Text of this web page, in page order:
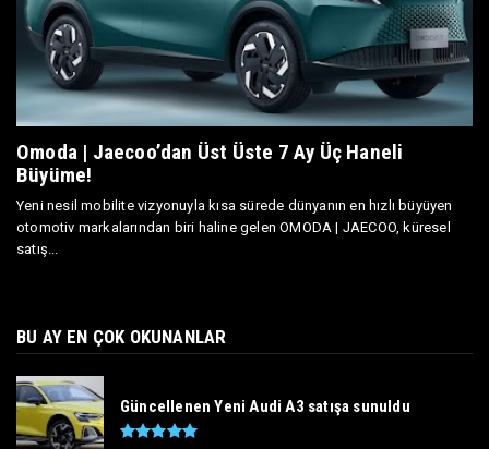
Omoda | Jaecoo’dan Üst Üste 7 Ay Üç Haneli
Büyüme!
Yeni nesil mobilite vizyonuyla kısa sürede dünyanın en hızlı büyüyen
otomotiv markalarından biri haline gelen OMODA | JAECOO, küresel
satış...
BU AY EN ÇOK OKUNANLAR
Güncellenen Yeni Audi A3 satışa sunuldu